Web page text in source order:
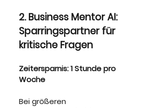
2. Business Mentor AI:
Sparringspartner für
kritische Fragen
Zeitersparnis: 1 Stunde pro
Woche
Bei größeren